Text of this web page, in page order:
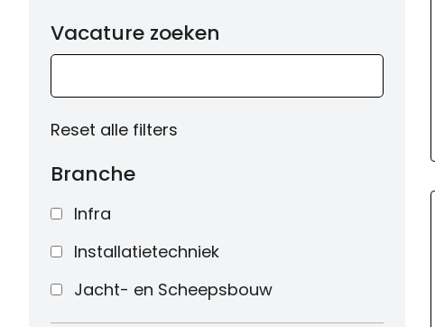
Vacature zoeken
Reset alle filters
Branche
Infra
Installatietechniek
Jacht- en Scheepsbouw